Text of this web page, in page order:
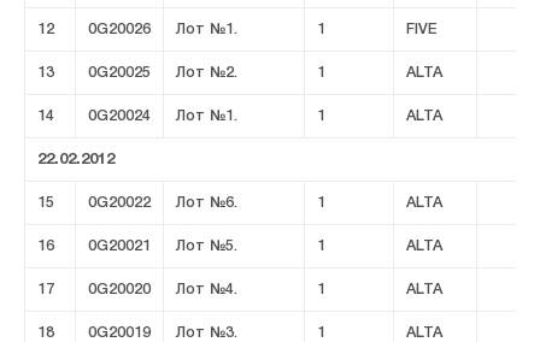
12 0G20026 Лот №1. 1 FIVE
13 0G20025 Лот №2. 1 ALTA
14 0G20024 Лот №1. 1 ALTA
22.02.2012
15 0G20022 Лот №6. 1 ALTA
16 0G20021 Лот №5. 1 ALTA
17 0G20020 Лот №4. 1 ALTA
18 0G20019 Лот №3. 1 ALTA